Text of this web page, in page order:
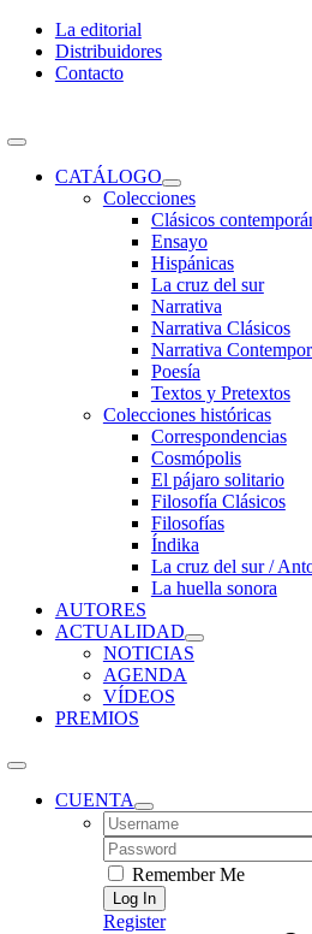
Skip
content
La editorial
Distribuidores
Contacto
Toggle
NavigationCATÁLOGO
Colecciones
Clásicos
Ensayo
Hispánicas
La cruz del sur
Narrativa
Narrativa Clásicos
Narrativa
Poesía
Textos y Pretextos
Colecciones históricas
Correspondencias
Cosmópolis
El pájaro solitario
Filosofía Clásicos
Filosofías
Índika
La cruz del sur /
La huella sonora
AUTORES
ACTUALIDAD
NOTICIAS
AGENDA
VÍDEOS
PREMIOS
CUENTA
Username:
Password:
Remember Me
Register